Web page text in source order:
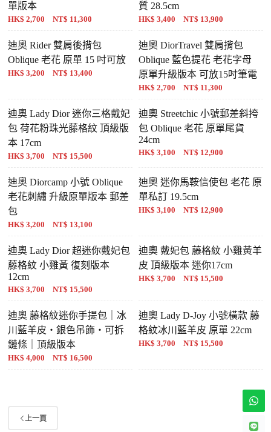
單版本
HK$ 2,700 NT$ 11,300
質 28.5cm
HK$ 3,400 NT$ 13,900
迪奧 Rider 雙肩後揹包
Oblique 老花 原單 15 吋可放
HK$ 3,200 NT$ 13,400
迪奧 DiorTravel 雙肩揹包
Oblique 藍色提花 老花字母
原單升級版本 可放15吋筆電
HK$ 2,700 NT$ 11,300
迪奧 Lady Dior 迷你三格戴妃
包 荷花粉珠光藤格紋 頂級版
本 17cm
HK$ 3,700 NT$ 15,500
迪奧 Streetchic 小號郵差斜挎
包 Oblique 老花 原單尾貨
24cm
HK$ 3,100 NT$ 12,900
迪奧 Diorcamp 小號 Oblique
老花刺繡 升級原單版本 郵差
包
HK$ 3,200 NT$ 13,100
迪奧 迷你馬鞍信使包 老花 原
單私訂 19.5cm
HK$ 3,100 NT$ 12,900
迪奧 Lady Dior 超迷你戴妃包
藤格紋 小雞黃 復刻版本
12cm
HK$ 3,700 NT$ 15,500
迪奧 戴妃包 藤格紋 小雞黃羊
皮 頂級版本 迷你17cm
HK$ 3,700 NT$ 15,500
迪奧 藤格紋迷你手提包｜冰
川藍羊皮・銀色吊飾・可拆
鏈條｜頂級版本
HK$ 4,000 NT$ 16,500
迪奧 Lady D-Joy 小號橫款 藤
格紋冰川藍羊皮 原單 22cm
HK$ 3,700 NT$ 15,500
上一頁